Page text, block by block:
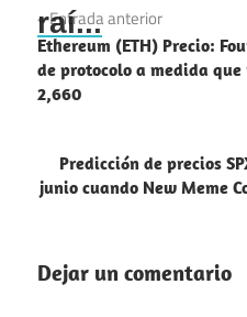
raí...
Navegación
de
entradas
Entrada anterior
Ethereum (ETH) Precio:
de protocolo a medida
2,660
Predicción de precios
junio cuando New Meme
Dejar un comentario